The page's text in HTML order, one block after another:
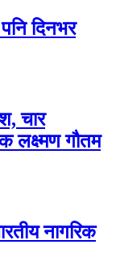
दिनभर
चार
लक्ष्मण गौतम
नागरिक